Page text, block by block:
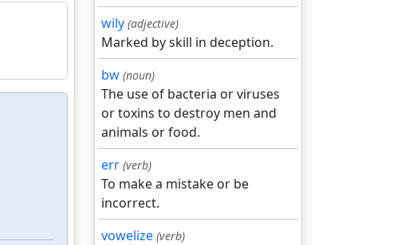
wily (adjective)
Marked by skill in deception.
bw (noun)
The use of bacteria or viruses
or toxins to destroy men and
animals or food.
err (verb)
To make a mistake or be
incorrect.
vowelize (verb)